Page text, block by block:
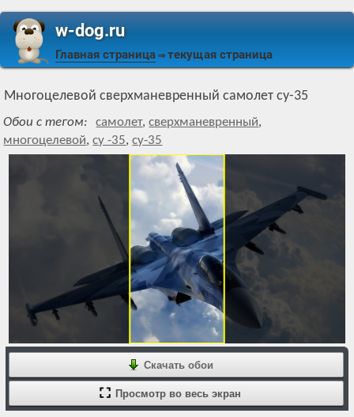
w-dog.ru
Главная страница ⇒ текущая страница
Многоцелевой сверхманевренный самолет су-35
Обои с тегом: самолет,сверхманевренный,
многоцелевой,су -35,су-35
Скачать обои
Просмотр во весь экран